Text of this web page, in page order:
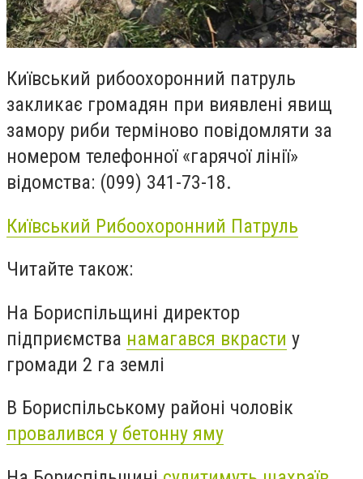
Київський рибоохоронний патруль
закликає громадян при виявлені явищ
замору риби терміново повідомляти за
номером телефонної «гарячої лінії»
відомства: (099) 341-73-18.
Київський Рибоохоронний Патруль
Читайте також:
На Бориспільщині директор
підприємства намагався вкрасти у
громади 2 га землі
В Бориспільському районі чоловік
провалився у бетонну яму